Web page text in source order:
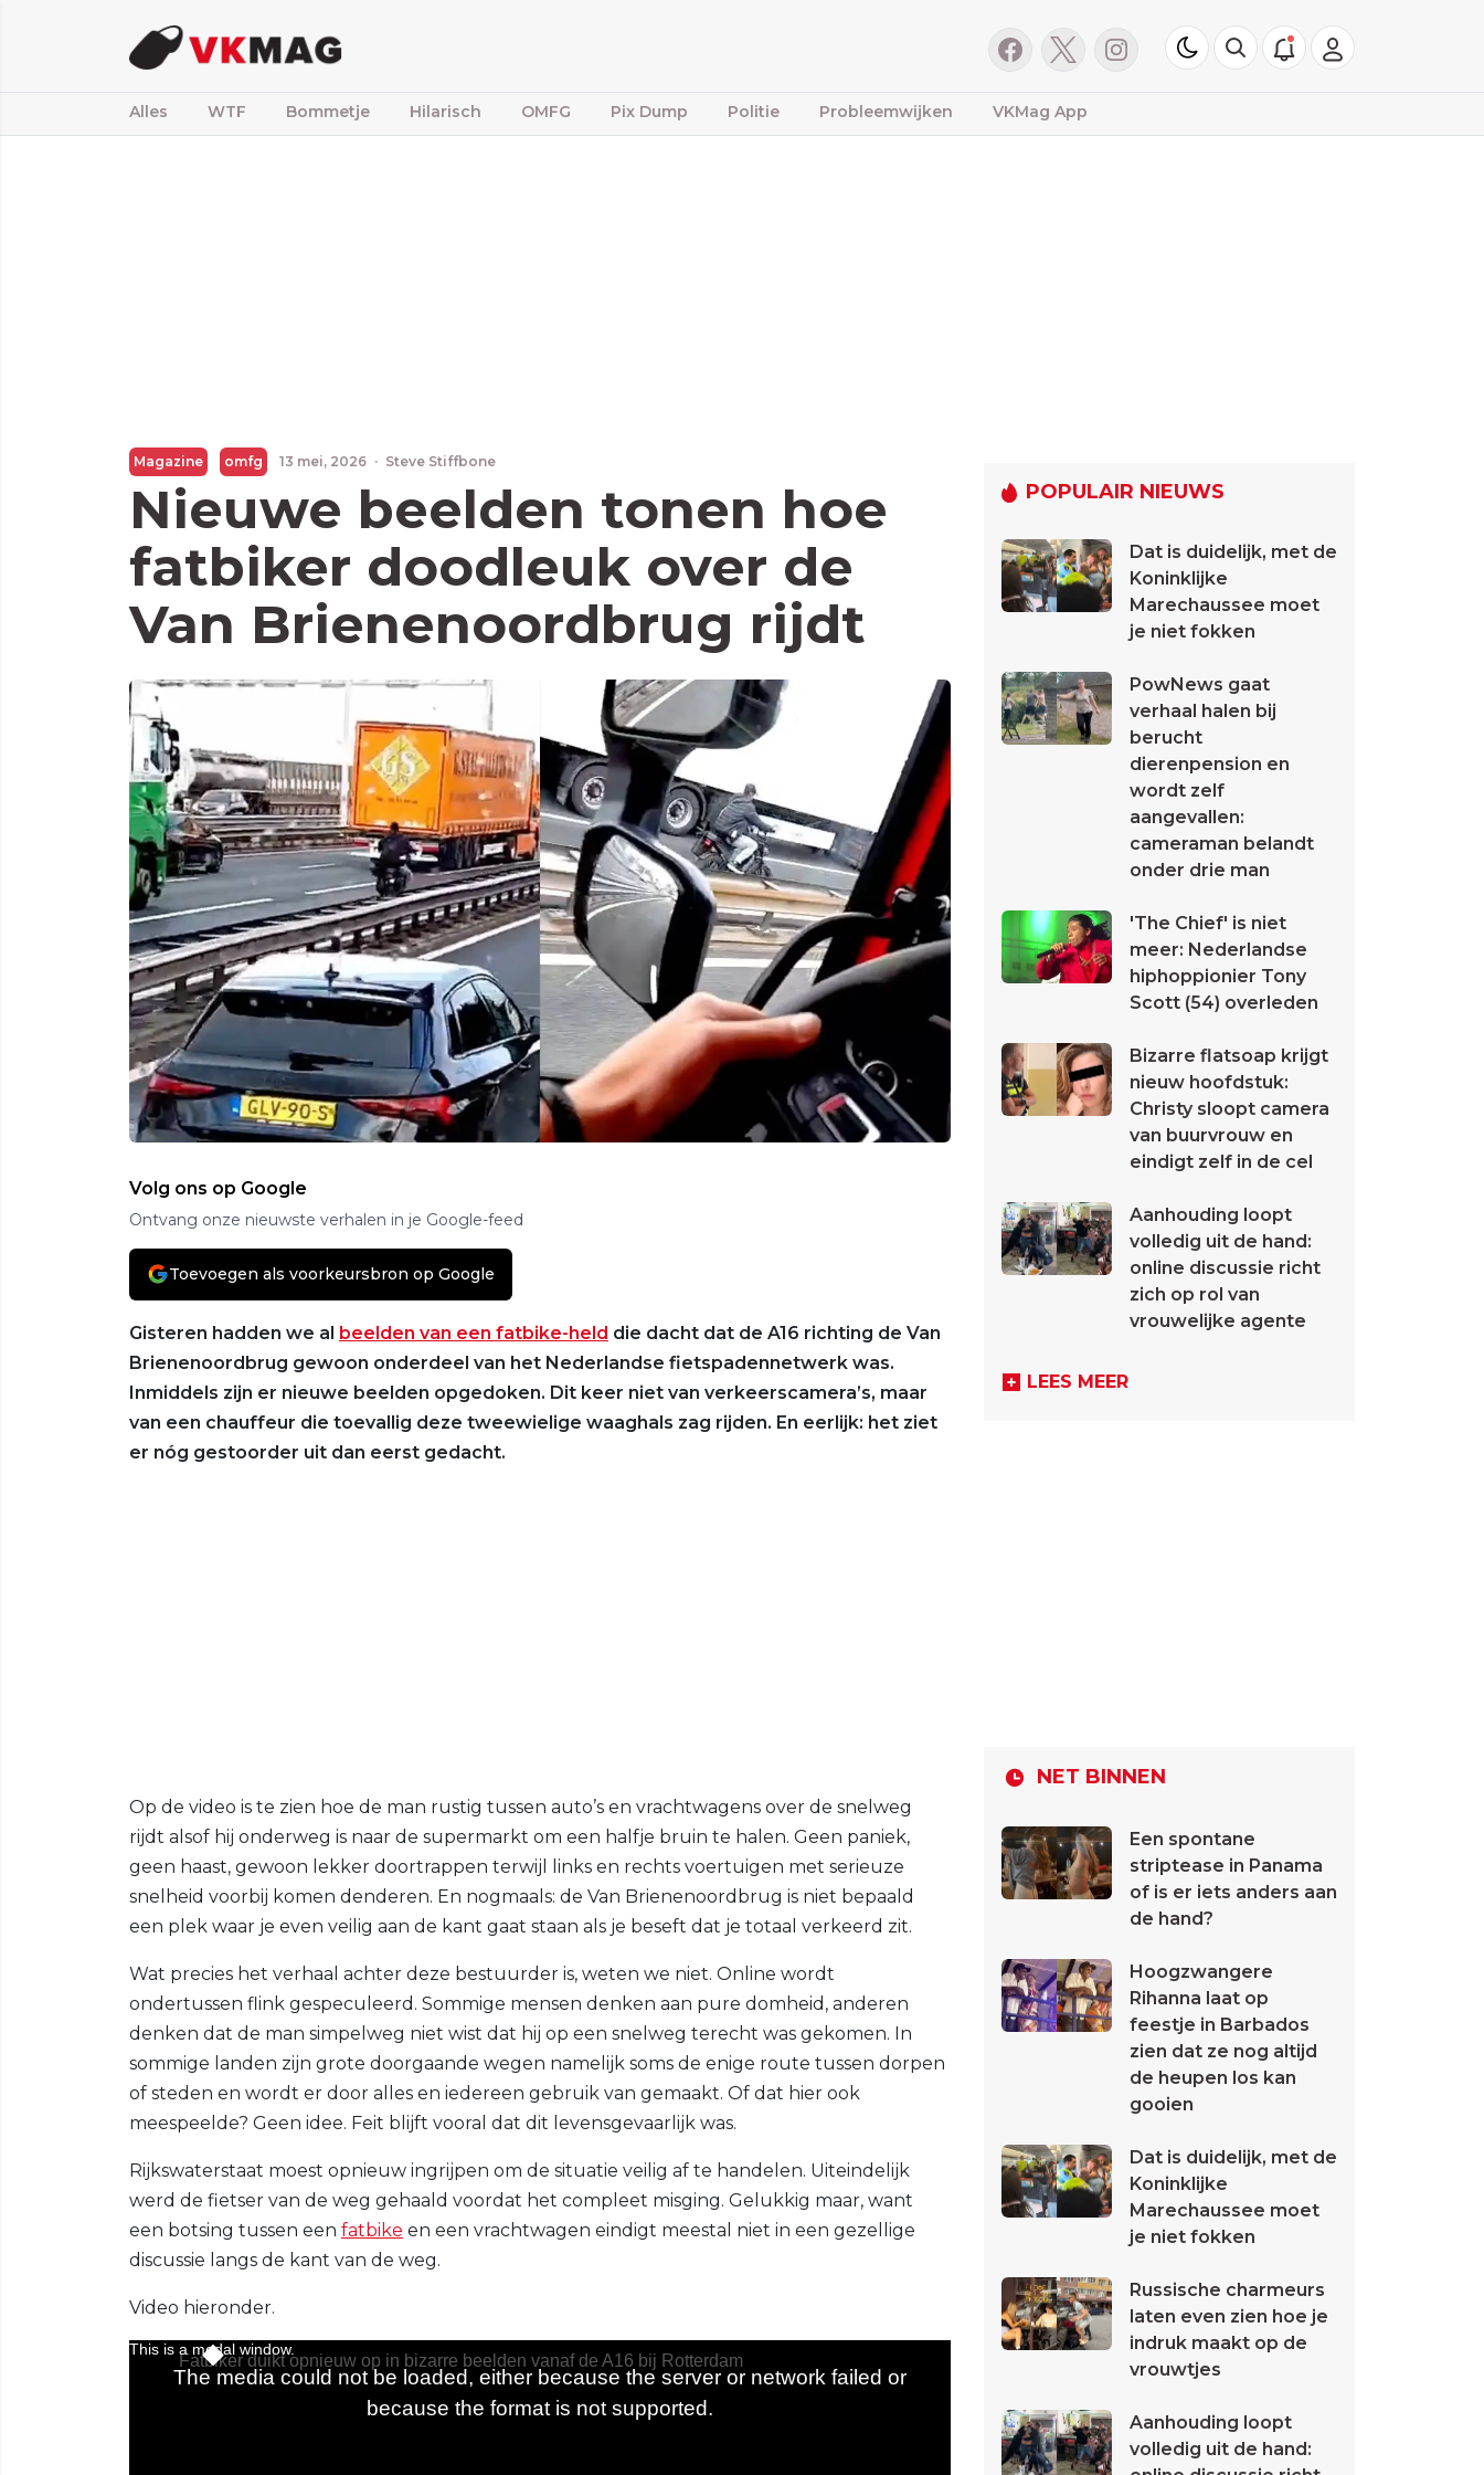
Alles WTF Bommetje Hilarisch OMFG Pix Dump Politie Probleemwijken VKMag App
Magazine omfg 13 mei, 2026 · Steve Stiffbone
Nieuwe beelden tonen hoe
fatbiker doodleuk over de
Van Brienenoordbrug rijdt
Volg ons op Google
Ontvang onze nieuwste verhalen in je Google-feed
Toevoegen als voorkeursbron op Google
Gisteren hadden we al beelden van een fatbike-held die dacht dat de A16 richting de Van
Brienenoordbrug gewoon onderdeel van het Nederlandse fietspadennetwerk was.
Inmiddels zijn er nieuwe beelden opgedoken. Dit keer niet van verkeerscamera’s, maar
van een chauffeur die toevallig deze tweewielige waaghals zag rijden. En eerlijk: het ziet
er nóg gestoorder uit dan eerst gedacht.
Op de video is te zien hoe de man rustig tussen auto’s en vrachtwagens over de snelweg
rijdt alsof hij onderweg is naar de supermarkt om een halfje bruin te halen. Geen paniek,
geen haast, gewoon lekker doortrappen terwijl links en rechts voertuigen met serieuze
snelheid voorbij komen denderen. En nogmaals: de Van Brienenoordbrug is niet bepaald
een plek waar je even veilig aan de kant gaat staan als je beseft dat je totaal verkeerd zit.
Wat precies het verhaal achter deze bestuurder is, weten we niet. Online wordt
ondertussen flink gespeculeerd. Sommige mensen denken aan pure domheid, anderen
denken dat de man simpelweg niet wist dat hij op een snelweg terecht was gekomen. In
sommige landen zijn grote doorgaande wegen namelijk soms de enige route tussen dorpen
of steden en wordt er door alles en iedereen gebruik van gemaakt. Of dat hier ook
meespeelde? Geen idee. Feit blijft vooral dat dit levensgevaarlijk was.
Rijkswaterstaat moest opnieuw ingrijpen om de situatie veilig af te handelen. Uiteindelijk
werd de fietser van de weg gehaald voordat het compleet misging. Gelukkig maar, want
een botsing tussen een fatbike en een vrachtwagen eindigt meestal niet in een gezellige
discussie langs de kant van de weg.
Video hieronder.
POPULAIR NIEUWS
Dat is duidelijk, met de
Koninklijke
Marechaussee moet
je niet fokken
PowNews gaat
verhaal halen bij
berucht
dierenpension en
wordt zelf
aangevallen:
cameraman belandt
onder drie man
'The Chief' is niet
meer: Nederlandse
hiphoppionier Tony
Scott (54) overleden
Bizarre flatsoap krijgt
nieuw hoofdstuk:
Christy sloopt camera
van buurvrouw en
eindigt zelf in de cel
Aanhouding loopt
volledig uit de hand:
online discussie richt
zich op rol van
vrouwelijke agente
LEES MEER
NET BINNEN
Een spontane
striptease in Panama
of is er iets anders aan
de hand?
Hoogzwangere
Rihanna laat op
feestje in Barbados
zien dat ze nog altijd
de heupen los kan
gooien
Dat is duidelijk, met de
Koninklijke
Marechaussee moet
je niet fokken
Russische charmeurs
laten even zien hoe je
indruk maakt op de
vrouwtjes
Aanhouding loopt
volledig uit de hand: